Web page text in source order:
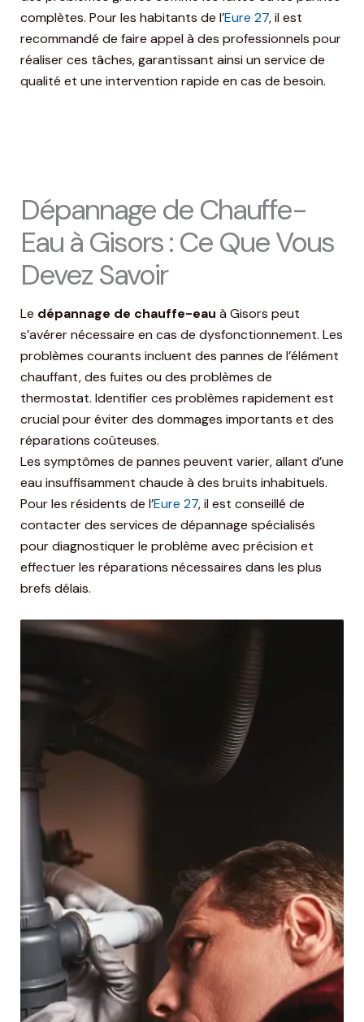
complètes. Pour les habitants de l’Eure 27, il est
recommandé de faire appel à des professionnels pour
réaliser ces tâches, garantissant ainsi un service de
qualité et une intervention rapide en cas de besoin.
Dépannage de Chauffe-
Eau à Gisors : Ce Que Vous
Devez Savoir
Le dépannage de chauffe-eau à Gisors peut
s’avérer nécessaire en cas de dysfonctionnement. Les
problèmes courants incluent des pannes de l’élément
chauffant, des fuites ou des problèmes de
thermostat. Identifier ces problèmes rapidement est
crucial pour éviter des dommages importants et des
réparations coûteuses.
Les symptômes de pannes peuvent varier, allant d’une
eau insuffisamment chaude à des bruits inhabituels.
Pour les résidents de l’Eure 27, il est conseillé de
contacter des services de dépannage spécialisés
pour diagnostiquer le problème avec précision et
effectuer les réparations nécessaires dans les plus
brefs délais.